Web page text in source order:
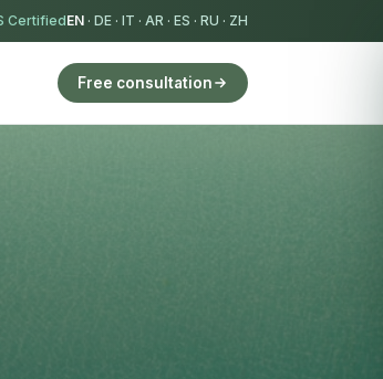
CertifiedEN · DE · IT · AR · ES · RU · ZH
Free consultation